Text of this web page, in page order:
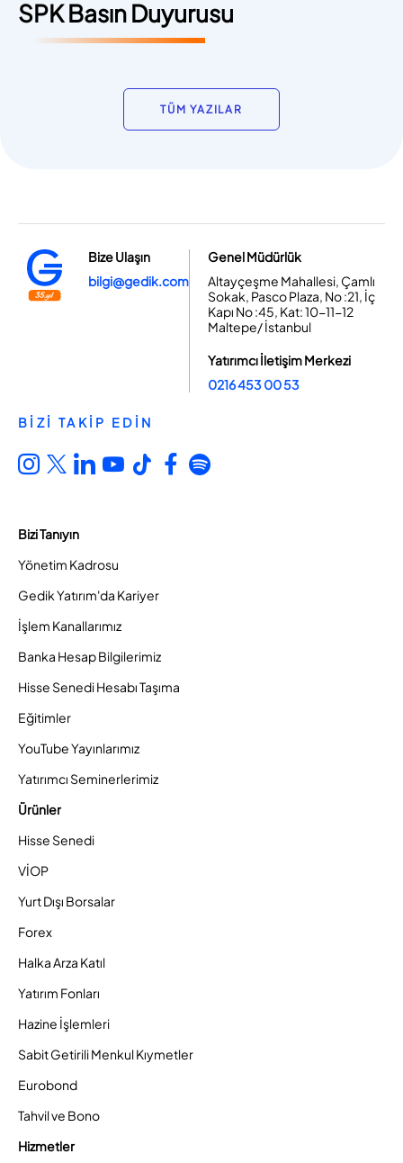
SPK Basın Duyurusu
TÜM YAZILAR
Bize Ulaşın
bilgi@gedik.com
Genel Müdürlük
Altayçeşme Mahallesi, Çamlı
Sokak, Pasco Plaza, No :21, İç
Kapı No :45, Kat: 10-11-12
Maltepe/ İstanbul
Yatırımcı İletişim Merkezi
0216 453 00 53
BİZİ TAKİP EDİN
Bizi Tanıyın
Yönetim Kadrosu
Gedik Yatırım'da Kariyer
İşlem Kanallarımız
Banka Hesap Bilgilerimiz
Hisse Senedi Hesabı Taşıma
Eğitimler
YouTube Yayınlarımız
Yatırımcı Seminerlerimiz
Ürünler
Hisse Senedi
VİOP
Yurt Dışı Borsalar
Forex
Halka Arza Katıl
Yatırım Fonları
Hazine İşlemleri
Sabit Getirili Menkul Kıymetler
Eurobond
Tahvil ve Bono
Hizmetler